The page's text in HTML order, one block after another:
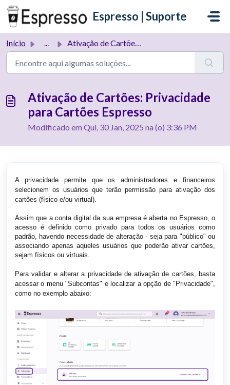
Ir para o conteúdo principal
Espresso | Suporte
Início ... Ativação de Cartões: Privacidade para Cartões Espresso
Ativação de Cartões: Privacidade
para Cartões Espresso
Modificado em Qui, 30 Jan, 2025 na (o) 3:36 PM
A privacidade permite que os administradores e financeiros
selecionem os usuários que terão permissão para ativação dos
cartões (físico e/ou virtual).
Assim que a conta digital da sua empresa é aberta no Espresso, o
acesso é definido como privado para todos os usuários como
padrão, havendo necessidade de alteração - seja para "público" ou
associando apenas aqueles usuários que poderão ativar cartões,
sejam físicos ou virtuais.
Para validar e alterar a privacidade de ativação de cartões, basta
acessar o menu "Subcontas" e localizar a opção de "Privacidade",
como no exemplo abaixo: